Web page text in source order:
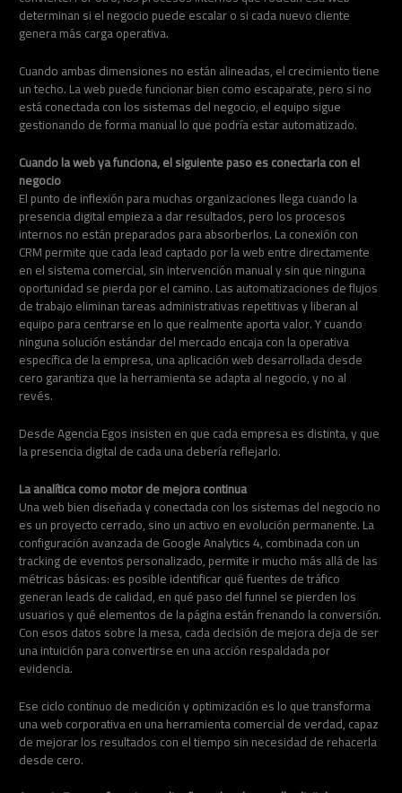
determinan si el negocio puede escalar o si cada nuevo cliente
genera más carga operativa.
Cuando ambas dimensiones no están alineadas, el crecimiento tiene
un techo. La web puede funcionar bien como escaparate, pero si no
está conectada con los sistemas del negocio, el equipo sigue
gestionando de forma manual lo que podría estar automatizado.
Cuando la web ya funciona, el siguiente paso es conectarla con el
negocio
El punto de inflexión para muchas organizaciones llega cuando la
presencia digital empieza a dar resultados, pero los procesos
internos no están preparados para absorberlos. La conexión con
CRM permite que cada lead captado por la web entre directamente
en el sistema comercial, sin intervención manual y sin que ninguna
oportunidad se pierda por el camino. Las automatizaciones de flujos
de trabajo eliminan tareas administrativas repetitivas y liberan al
equipo para centrarse en lo que realmente aporta valor. Y cuando
ninguna solución estándar del mercado encaja con la operativa
específica de la empresa, una aplicación web desarrollada desde
cero garantiza que la herramienta se adapta al negocio, y no al
revés.
Desde Agencia Egos insisten en que cada empresa es distinta, y que
la presencia digital de cada una debería reflejarlo.
La analítica como motor de mejora continua
Una web bien diseñada y conectada con los sistemas del negocio no
es un proyecto cerrado, sino un activo en evolución permanente. La
configuración avanzada de Google Analytics 4, combinada con un
tracking de eventos personalizado, permite ir mucho más allá de las
métricas básicas: es posible identificar qué fuentes de tráfico
generan leads de calidad, en qué paso del funnel se pierden los
usuarios y qué elementos de la página están frenando la conversión.
Con esos datos sobre la mesa, cada decisión de mejora deja de ser
una intuición para convertirse en una acción respaldada por
evidencia.
Ese ciclo continuo de medición y optimización es lo que transforma
una web corporativa en una herramienta comercial de verdad, capaz
de mejorar los resultados con el tiempo sin necesidad de rehacerla
desde cero.